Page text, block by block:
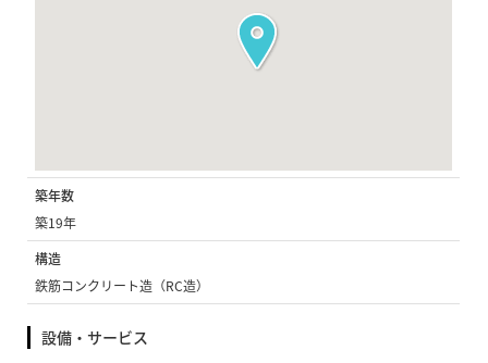
築年数
築19年
構造
鉄筋コンクリート造（RC造）
設備・サービス